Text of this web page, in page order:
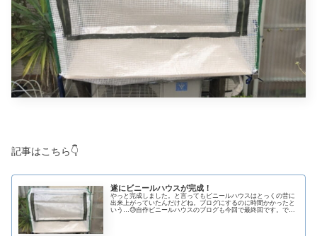
記事はこちら👇
遂にビニールハウスが完成！
やっと完成しました。と言ってもビニールハウスはとっくの昔に
出来上がっていたんだけどね。ブログにするのに時間かかったと
いう…😓自作ビニールハウスのブログも今回で最終回です。で